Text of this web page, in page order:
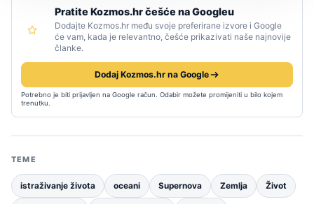
Pratite Kozmos.hr češće na Googleu
Dodajte Kozmos.hr među svoje preferirane izvore i Google
će vam, kada je relevantno, češće prikazivati naše najnovije
članke.
Dodaj Kozmos.hr na Google
Potrebno je biti prijavljen na Google račun. Odabir možete promijeniti u bilo kojem
trenutku.
TEME
istraživanje života oceani Supernova Zemlja Život